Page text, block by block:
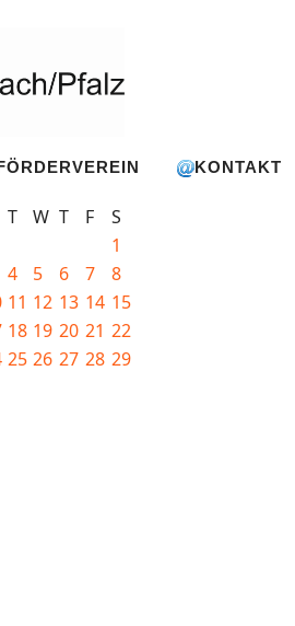
KONTAKT
T W T F
S
1
4 5 6 7
8
11 12 13 14 15
18 19 20 21 22
25 26 27 28 29
Schulelternbeirat